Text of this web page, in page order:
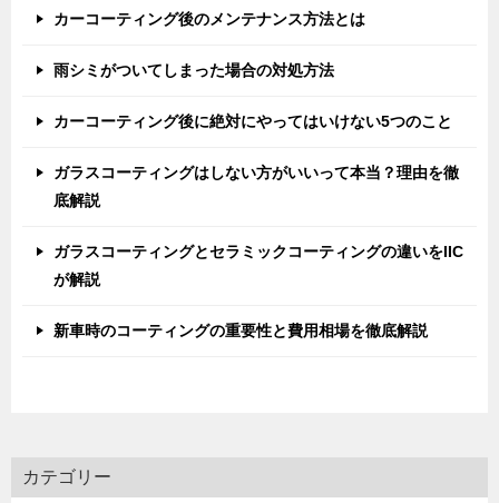
カーコーティング後のメンテナンス方法とは
雨シミがついてしまった場合の対処方法
カーコーティング後に絶対にやってはいけない5つのこと
ガラスコーティングはしない方がいいって本当？理由を徹
底解説
ガラスコーティングとセラミックコーティングの違いをIIC
が解説
新車時のコーティングの重要性と費用相場を徹底解説
カテゴリー